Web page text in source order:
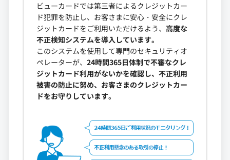
ビューカードでは第三者によるクレジットカー
ド犯罪を防止し、お客さまに安心・安全にクレ
ジットカードをご利用いただけるよう、 高度な
不正検知システムを導入しています。
このシステムを使用して専門のセキュリティオ
ペレーターが、24時間365日体制で不審なクレ
ジットカード利用がないかを確認し、不正利用
被害の防止に努め、お客さまのクレジットカー
ドをお守りしています。